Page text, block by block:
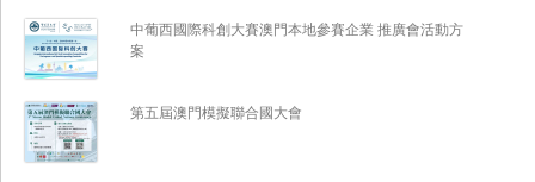
中葡西國際科創大賽澳門本地參賽企業 推廣會活動方
案
第五屆澳門模擬聯合國大會